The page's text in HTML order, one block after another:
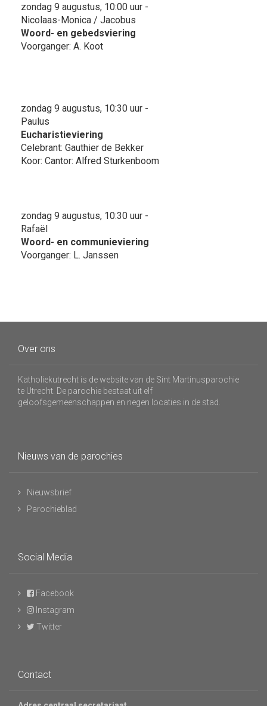
zondag 9 augustus, 10:00 uur -
Nicolaas-Monica / Jacobus
Woord- en gebedsviering
Voorganger: A. Koot
zondag 9 augustus, 10:30 uur -
Paulus
Eucharistieviering
Celebrant: Gauthier de Bekker
Koor: Cantor: Alfred Sturkenboom
zondag 9 augustus, 10:30 uur -
Rafaël
Woord- en communieviering
Voorganger: L. Janssen
Over ons
Katholiekutrecht is de website van de Sint Martinusparochie
te Utrecht. De parochie bestaat uit elf
geloofsgemeenschappen en negen locaties in de stad.
Nieuws van de parochies
Nieuwsbrief
Parochieblad
Social Media
Facebook
Instagram
Twitter
Contact